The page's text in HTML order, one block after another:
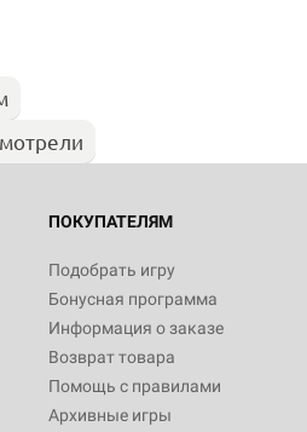
ПОКУПАТЕЛЯМ
Подобрать игру
Бонусная программа
Информация о заказе
Возврат товара
Помощь с правилами
Архивные игры